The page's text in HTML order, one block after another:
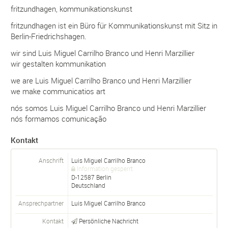
fritzundhagen, kommunikationskunst
fritzundhagen ist ein Büro für Kommunikationskunst mit Sitz in
Berlin-Friedrichshagen.
wir sind Luis Miguel Carrilho Branco und Henri Marzillier
wir gestalten kommunikation
we are Luis Miguel Carrilho Branco und Henri Marzillier
we make communicatios art
nós somos Luis Miguel Carrilho Branco und Henri Marzillier
nós formamos comunicação
Kontakt
Anschrift
Luis Miguel Carrilho Branco
Information gesperrt
D-12587 Berlin
Deutschland
Ansprechpartner Luis Miguel Carrilho Branco
Kontakt Persönliche Nachricht